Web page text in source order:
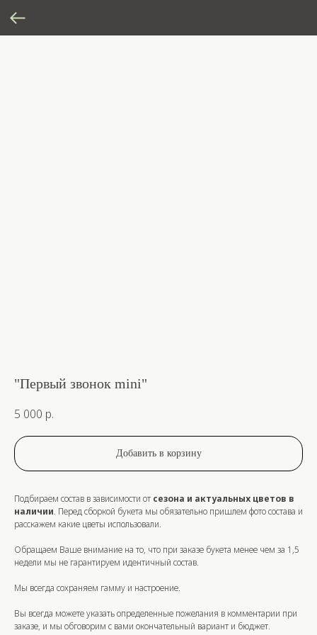
"Первый звонок mini"
5 000 р.
Добавить в корзину
Подбираем состав в зависимости от сезона и актуальных цветов в
наличии. Перед сборкой букета мы обязательно пришлем фото состава и
расскажем какие цветы использовали.
Обращаем Ваше внимание на то, что при заказе букета менее чем за 1,5
недели мы не гарантируем идентичный состав.
Мы всегда сохраняем гамму и настроение.
Вы всегда можете указать определенные пожелания в комментарии при
заказе, и мы обговорим с вами окончательный вариант и бюджет.